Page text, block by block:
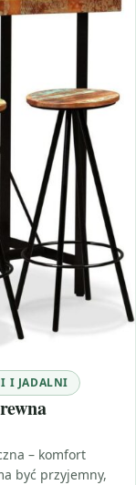
I JADALNI
– komfort
być przyjemny,